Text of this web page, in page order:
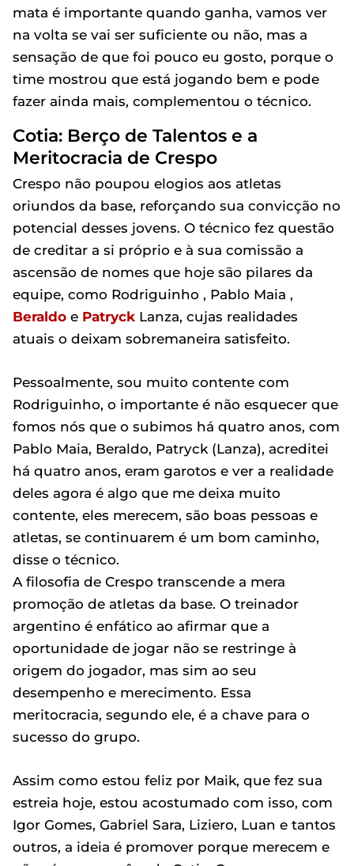
mata é importante quando ganha, vamos ver
na volta se vai ser suficiente ou não, mas a
sensação de que foi pouco eu gosto, porque o
time mostrou que está jogando bem e pode
fazer ainda mais, complementou o técnico.
Cotia: Berço de Talentos e a
Meritocracia de Crespo
Crespo não poupou elogios aos atletas
oriundos da base, reforçando sua convicção no
potencial desses jovens. O técnico fez questão
de creditar a si próprio e à sua comissão a
ascensão de nomes que hoje são pilares da
equipe, como Rodriguinho , Pablo Maia ,
Beraldo e Patryck Lanza, cujas realidades
atuais o deixam sobremaneira satisfeito.
Pessoalmente, sou muito contente com
Rodriguinho, o importante é não esquecer que
fomos nós que o subimos há quatro anos, com
Pablo Maia, Beraldo, Patryck (Lanza), acreditei
há quatro anos, eram garotos e ver a realidade
deles agora é algo que me deixa muito
contente, eles merecem, são boas pessoas e
atletas, se continuarem é um bom caminho,
disse o técnico.
A filosofia de Crespo transcende a mera
promoção de atletas da base. O treinador
argentino é enfático ao afirmar que a
oportunidade de jogar não se restringe à
origem do jogador, mas sim ao seu
desempenho e merecimento. Essa
meritocracia, segundo ele, é a chave para o
sucesso do grupo.
Assim como estou feliz por Maik, que fez sua
estreia hoje, estou acostumado com isso, com
Igor Gomes, Gabriel Sara, Liziero, Luan e tantos
outros, a ideia é promover porque merecem e